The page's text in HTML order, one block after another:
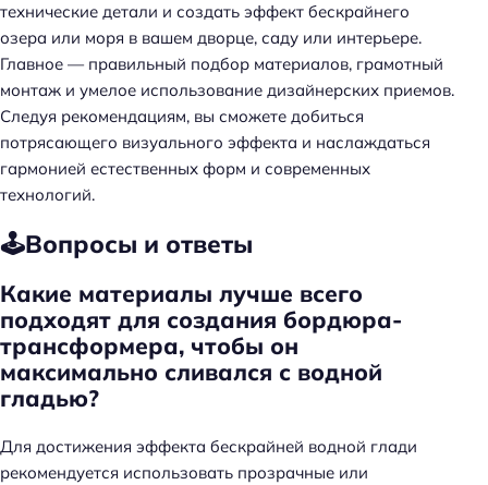
технические детали и создать эффект бескрайнего
озера или моря в вашем дворце, саду или интерьере.
Главное — правильный подбор материалов, грамотный
монтаж и умелое использование дизайнерских приемов.
Следуя рекомендациям, вы сможете добиться
потрясающего визуального эффекта и наслаждаться
гармонией естественных форм и современных
технологий.
🕹️Вопросы и ответы
Какие материалы лучше всего
подходят для создания бордюра-
трансформера, чтобы он
максимально сливался с водной
гладью?
Для достижения эффекта бескрайней водной глади
рекомендуется использовать прозрачные или
Н
а
й
т
и
: